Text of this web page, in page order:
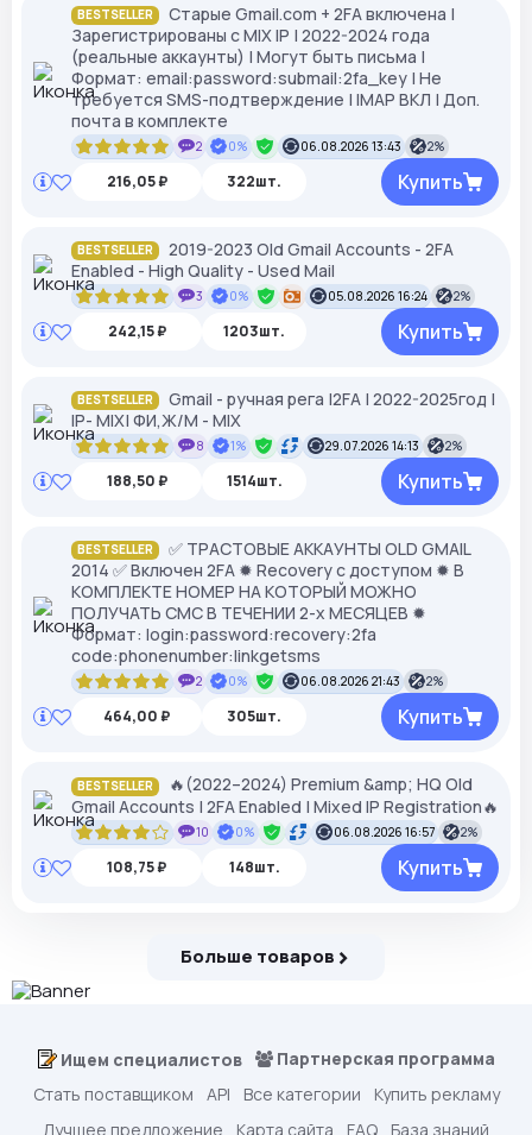
BESTSELLER
Старые Gmail.com + 2FA включена |
Зарегистрированы с MIX IP | 2022-2024 года
(реальные аккаунты) | Могут быть письма |
Формат: email:password:submail:2fa_key | Не
требуется SMS-подтверждение | IMAP ВКЛ | Доп.
почта в комплекте
2 0% 06.08.2026 13:43 2%
216,05 ₽ 322шт. Купить
BESTSELLER
2019-2023 Old Gmail Accounts - 2FA
Enabled - High Quality - Used Mail
3 0% 05.08.2026 16:24 2%
242,15 ₽ 1203шт. Купить
BESTSELLER
Gmail - ручная рега |2FA | 2022-2025год |
IP- MIX| ФИ,Ж/М - MIX
8 1% 29.07.2026 14:13 2%
188,50 ₽ 1514шт. Купить
BESTSELLER
✅ ТРАСТОВЫЕ АККАУНТЫ OLD GMAIL
2014 ✅ Включен 2FA ✹ Recovery с доступом ✹ В
КОМПЛЕКТЕ НОМЕР НА КОТОРЫЙ МОЖНО
ПОЛУЧАТЬ СМС В ТЕЧЕНИИ 2-х МЕСЯЦЕВ ✹
Формат: login:password:recovery:2fa
code:phonenumber:linkgetsms
2 0% 06.08.2026 21:43 2%
464,00 ₽ 305шт. Купить
BESTSELLER
🔥(2022–2024) Premium &amp; HQ Old
Gmail Accounts | 2FA Enabled | Mixed IP Registration🔥
10 0% 06.08.2026 16:57 2%
108,75 ₽ 148шт. Купить
Больше товаров
Ищем специалистов
Партнерская программа
Стать поставщиком
API Все категории
Купить рекламу
Лучшее предложение
Карта сайта FAQ База знаний